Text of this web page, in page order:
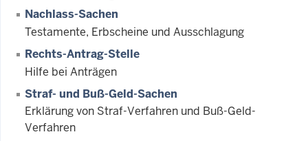
Nachlass-Sachen
Testamente, Erbscheine und Ausschlagung
Rechts-Antrag-Stelle
Hilfe bei Anträgen
Straf- und Buß-Geld-Sachen
Erklärung von Straf-Verfahren und Buß-Geld-
Verfahren